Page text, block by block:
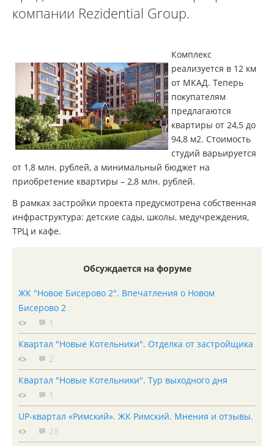
компании Rezidential Group.
Комплекс
реализуется в 12 км
от МКАД. Теперь
покупателям
предлагаются
квартиры от 24,5 до
94,8 м2. Стоимость
студий варьируется
от 1,8 млн. рублей, а минимальный бюджет на
приобретение квартиры – 2,8 млн. рублей.
В рамках застройки проекта предусмотрена собственная
инфраструктура: детские сады, школы, медучреждения,
ТРЦ и кафе.
Обсуждается на форуме
ЖК "Новое Бисерово 2". Впечатления о Новом
Бисерово 2
1
Квартал "Новые Котельники". Отделка от застройщика
2
Квартал "Новые Котельники". Тур выходного дня
1
UP-квартал «Римский». ЖК Римский. Мнения и отзывы.
28